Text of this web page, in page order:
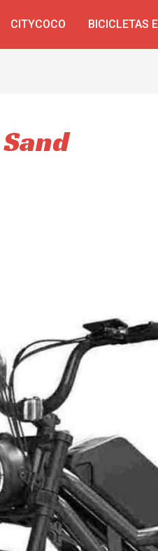
CITYCOCO BICICLETAS